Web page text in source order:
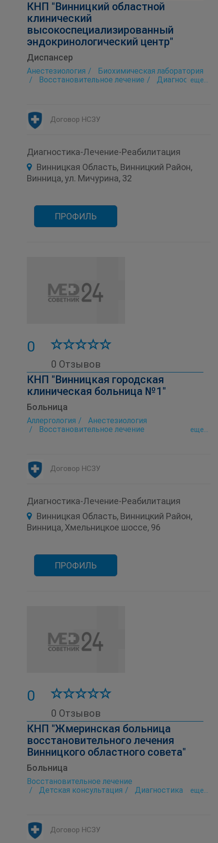
КНП "Винницкий областной
клинический
высокоспециализированный
эндокринологический центр"
Диспансер
Анестезиология
Биохимическая лаборатория
Восстановительное лечение
Диагностика
Лазерная терапия
Лечебная физкультура (ЛФК)
Терапия
Ультразвуковое исследование (УЗИ)
Физиотерапия
Функциональная диагностика
Эндокринология
eще...
Договор НСЗУ
Диагностика-Лечение-Реабилитация
Винницкая Область, Винницкий Район,
Винница, ул. Мичурина, 32
ПРОФИЛЬ
0
0 Отзывов
КНП "Винницкая городская
клиническая больница №1"
Больница
Аллергология
Анестезиология
Восстановительное лечение
Медицинский профосмотр
Нефрология
Онкология
Пульмонология
Ревматология
Травматология
Туберкулез (диагностика и лечение)
Урология
Функциональная диагностика
eще...
Договор НСЗУ
Диагностика-Лечение-Реабилитация
Винницкая Область, Винницкий Район,
Винница, Хмельницкое шоссе, 96
ПРОФИЛЬ
0
0 Отзывов
КНП "Жмеринская больница
восстановительного лечения
Винницкого областного совета"
Больница
Восстановительное лечение
Детская консультация
Диагностика
Физиотерапия
Функциональная диагностика
eще...
Договор НСЗУ